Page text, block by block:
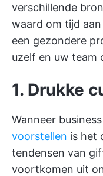
verschillende
waard om tijd
een gezondere
uzelf en uw team
1. Drukke
Wanneer
voorstellen is het
tendensen van
voortkomen uit